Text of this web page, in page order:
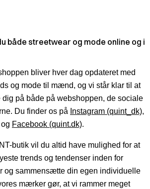
både streetwear og mode online og i
bliver hver dag opdateret med
og mode til mænd, og vi står klar til at
på både på webshoppen, de sociale
Du finder os på Instagram (quint_dk),
og Facebook (quint.dk).
butik vil du altid have mulighed for at
trends og tendenser inden for
og sammensætte din egen individuelle
mærker gør, at vi rammer meget